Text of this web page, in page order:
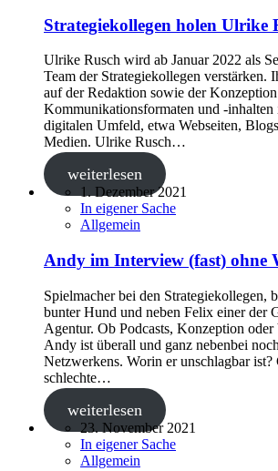
Strategiekollegen holen Ulrike
Ulrike Rusch wird ab Januar 2022 als
Team der Strategiekollegen verstärken.
auf der Redaktion sowie der
Kommunikationsformaten und -
digitalen Umfeld, etwa Webseiten,
Medien. Ulrike Rusch…
weiterlesen
1. Dezember 2021
In eigener Sache
Allgemein
Andy im Interview (fast) ohne
Spielmacher bei den Strategiekollegen,
bunter Hund und neben Felix einer der
Agentur. Ob Podcasts, Konzeption oder
Andy ist überall und ganz nebenbei
Netzwerkens. Worin er unschlagbar ist?
schlechte…
weiterlesen
23. November 2021
In eigener Sache
Allgemein